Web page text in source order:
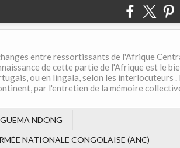
entre ressortissants de l'Afrique
de cette partie de l'Afrique est le
ou en lingala, selon les interlocuteurs
par l'entretien de la mémoire
NDONG
NATIONALE CONGOLAISE (ANC)